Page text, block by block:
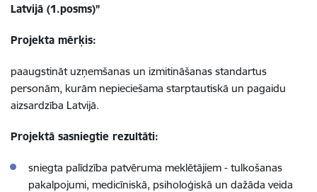
Latvijā (1.posms)”
Projekta mērķis:
paaugstināt uzņemšanas un izmitināšanas standartus
personām, kurām nepieciešama starptautiskā un pagaidu
aizsardzība Latvijā.
Projektā sasniegtie rezultāti:
sniegta palīdzība patvēruma meklētājiem - tulkošanas
pakalpojumi, medicīniskā, psiholoģiskā un dažāda veida